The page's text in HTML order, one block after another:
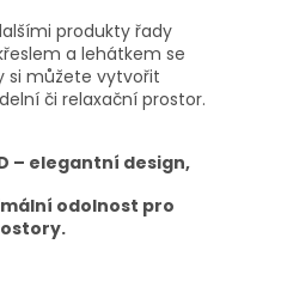
produkty řady
a lehátkem se
si můžete vytvořit
či relaxační prostor.
– elegantní design,
odolnost pro